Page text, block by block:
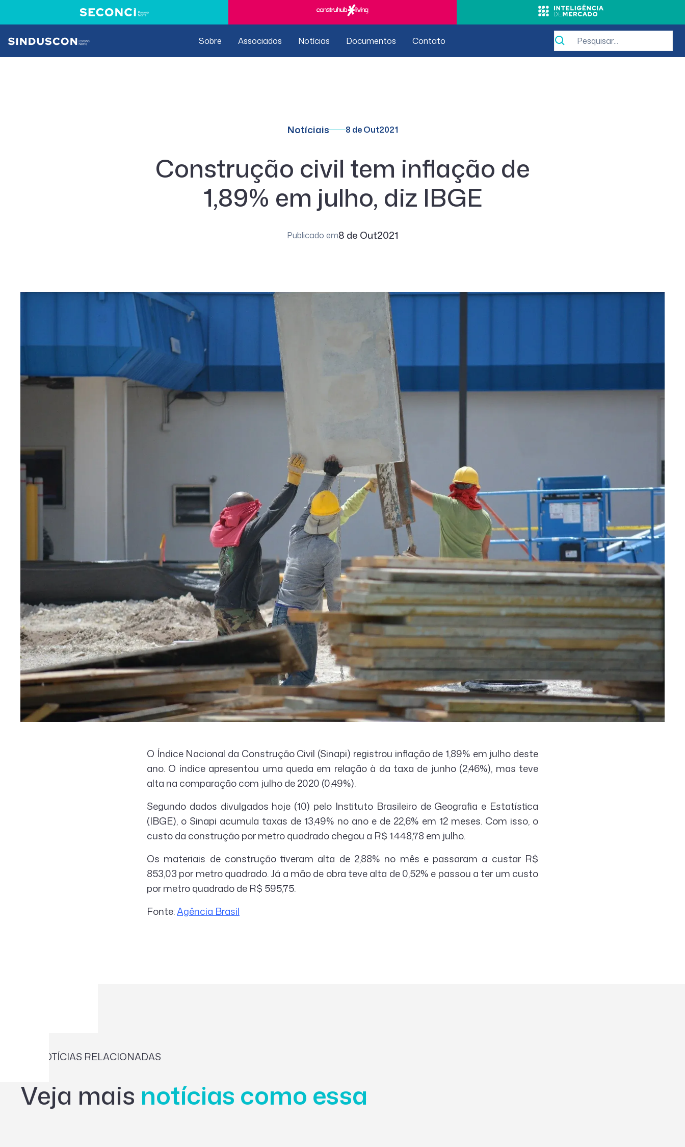
Sobre Associados Notícias Documentos Contato
Notíciais 8 de Out2021
Construção civil tem inflação de
1,89% em julho, diz IBGE
Publicado em8 de Out2021
O Índice Nacional da Construção Civil (Sinapi) registrou inflação de 1,89% em julho deste
ano. O índice apresentou uma queda em relação à da taxa de junho (2,46%), mas teve
alta na comparação com julho de 2020 (0,49%).
Segundo dados divulgados hoje (10) pelo Instituto Brasileiro de Geografia e Estatística
(IBGE), o Sinapi acumula taxas de 13,49% no ano e de 22,6% em 12 meses. Com isso, o
custo da construção por metro quadrado chegou a R$ 1.448,78 em julho.
Os materiais de construção tiveram alta de 2,88% no mês e passaram a custar R$
853,03 por metro quadrado. Já a mão de obra teve alta de 0,52% e passou a ter um custo
por metro quadrado de R$ 595,75.
Fonte:Agência Brasil
NOTÍCIAS RELACIONADAS
Veja mais notícias como essa